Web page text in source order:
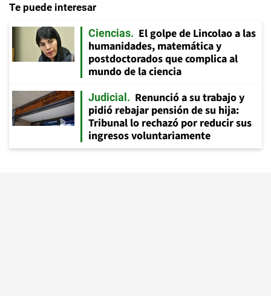
Te puede interesar
Ciencias
El golpe de Lincolao a las
humanidades, matemática y
postdoctorados que complica al
mundo de la ciencia
Judicial
Renunció a su trabajo y
pidió rebajar pensión de su hija:
Tribunal lo rechazó por reducir sus
ingresos voluntariamente